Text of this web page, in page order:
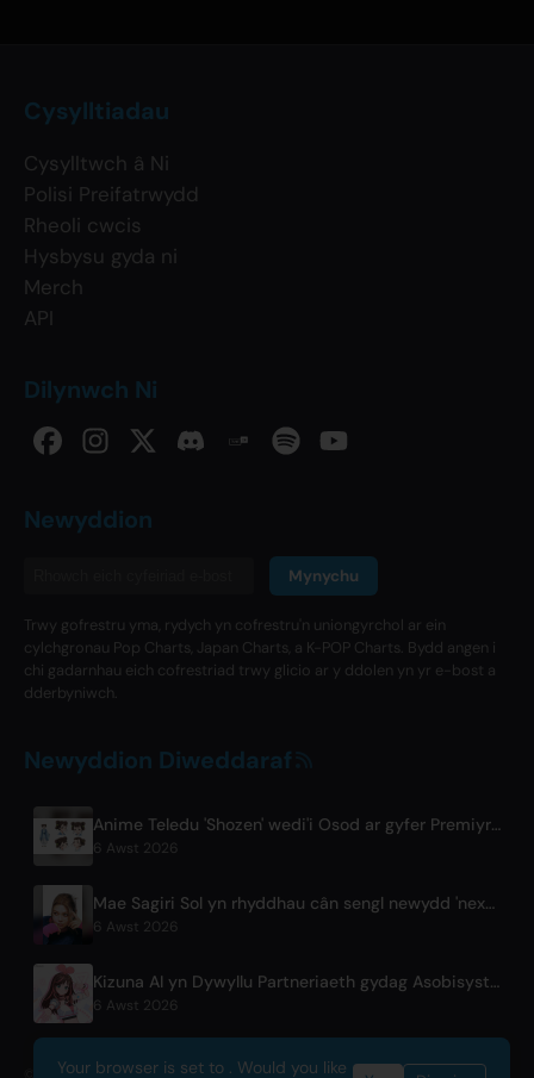
Cysylltiadau
Cysylltwch â Ni
Polisi Preifatrwydd
Rheoli cwcis
Hysbysu gyda ni
Merch
API
Dilynwch Ni
Newyddion
Mynychu
Trwy gofrestru yma, rydych yn cofrestru'n uniongyrchol ar ein
cylchgronau Pop Charts, Japan Charts, a K-POP Charts. Bydd angen i
chi gadarnhau eich cofrestriad trwy glicio ar y ddolen yn yr e-bost a
dderbyniwch.
Newyddion Diweddaraf
Anime Teledu 'Shozen' wedi'i Osod ar gyfer Premiyr Ebrill 2027 ar Fuji TV
6 Awst 2026
Mae Sagiri Sol yn rhyddhau cân sengl newydd 'next to your love' ar ôl seibiant
6 Awst 2026
Kizuna AI yn Dywyllu Partneriaeth gydag Asobisystem cyn Taith Byd 10fed Pen-blwydd
6 Awst 2026
© 2026 OnlyHit. All rights reserved. - Metadata provided byACRCloud
Your browser is set to . Would you like